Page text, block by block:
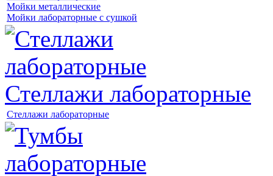
Мойки металлические
Мойки лабораторные с сушкой
Стеллажи лабораторные
Стеллажи лабораторные